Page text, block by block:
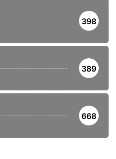
398
389
668